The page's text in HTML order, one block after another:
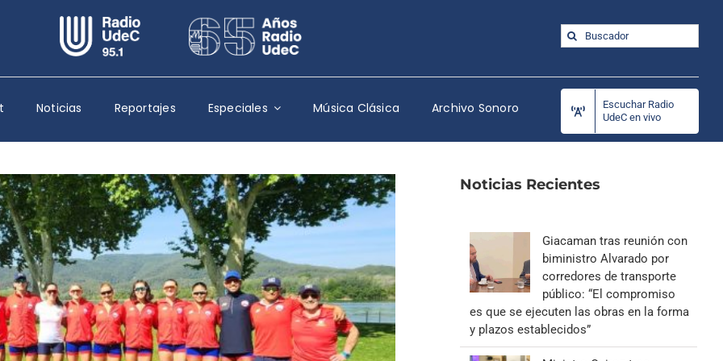
Escuchar Radio UdeC en vivo
Quiénes Somos
Programación
Podcast
Noticias
Reportajes
Columnas
Música Clásica
Especiales
Buscar:
Noticias Reportajes Especiales Música Clásica Archivo Sonoro
Escuchar Radio
UdeC en vivo
Noticias Recientes
Giacaman tras reunión con
biministro Alvarado por
corredores de transporte
público: “El compromiso
es que se ejecuten las obras en la forma
y plazos establecidos”